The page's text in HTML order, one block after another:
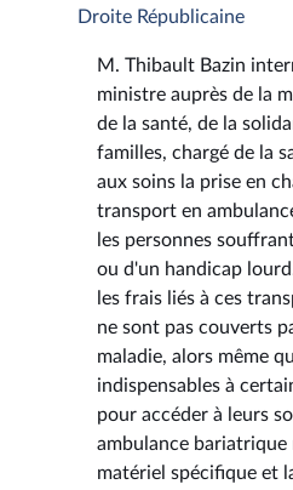
Droite Républicaine
M. Thibault Bazin
ministre auprès de la
de la santé, de la
familles, chargé de la
aux soins la prise en
transport en
les personnes
ou d'un handicap
les frais liés à ces
ne sont pas couverts
maladie, alors même
indispensables à
pour accéder à leurs
ambulance bariatrique
matériel spécifique et